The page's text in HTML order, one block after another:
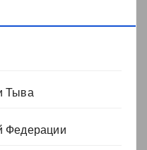
Тыва
Федерации